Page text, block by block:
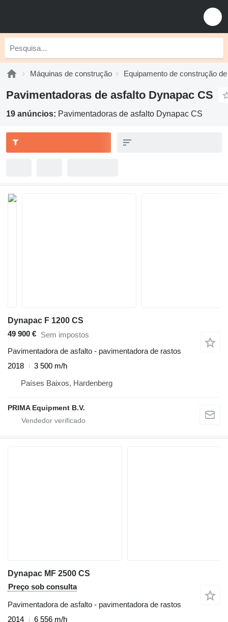
Máquinas de construção Equipamento de construção
Pavimentadoras de asfalto Dynapac CS
19 anúncios: Pavimentadoras de asfalto Dynapac CS
Dynapac F 1200 CS
49 900 € Sem impostos
Pavimentadora de asfalto - pavimentadora de rastos
2018
3 500 m/h
Países Baixos, Hardenberg
PRIMA Equipment B.V.
Dynapac MF 2500 CS
Preço sob consulta
Pavimentadora de asfalto - pavimentadora de rastos
2014
6 556 m/h